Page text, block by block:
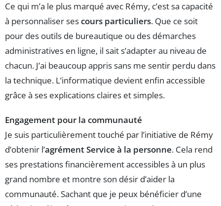
Ce qui m’a le plus marqué avec Rémy, c’est sa capacité
à personnaliser sescours particuliers. Que ce soit
pour des outils de bureautique ou des démarches
administratives en ligne, il sait s’adapter au niveau de
chacun. J’ai beaucoup appris sans me sentir perdu dans
la technique. L’informatique devient enfin accessible
grâce à ses explications claires et simples.
Engagement pour la communauté
Je suis particulièrement touché par l’initiative de Rémy
d’obtenir l’agrément Service à la personne. Cela rend
ses prestations financièrement accessibles à un plus
grand nombre et montre son désir d’aider la
communauté. Sachant que je peux bénéficier d’une